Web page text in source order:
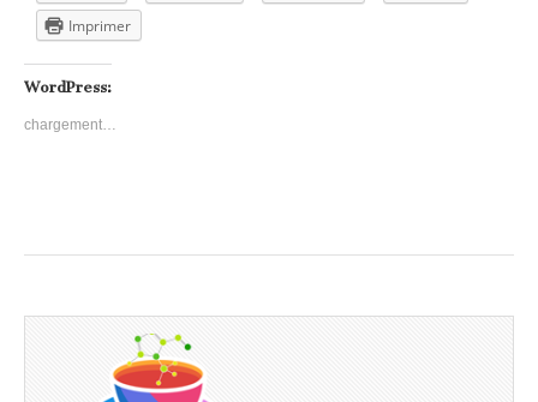
Imprimer
WordPress:
chargement…